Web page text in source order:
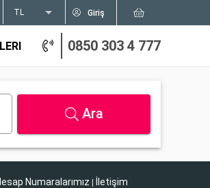
TL Giriş
0850 303 4 777
Ara
Numaralarımız | İletişim